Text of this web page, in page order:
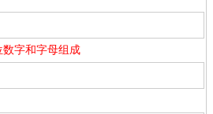
数字和字母组成